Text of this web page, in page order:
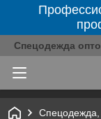
Спецодежда
Спецодежда,